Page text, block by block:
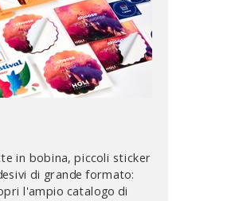
in bobina, piccoli sticker
di grande formato:
l'ampio catalogo di